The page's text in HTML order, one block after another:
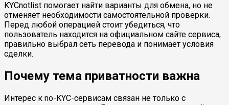
KYCnotlist помогает найти варианты для обмена, но не
отменяет необходимости самостоятельной проверки.
Перед любой операцией стоит убедиться, что
пользователь находится на официальном сайте сервиса,
правильно выбрал сеть перевода и понимает условия
сделки.
Почему тема приватности важна
Интерес к no-KYC-сервисам связан не только с